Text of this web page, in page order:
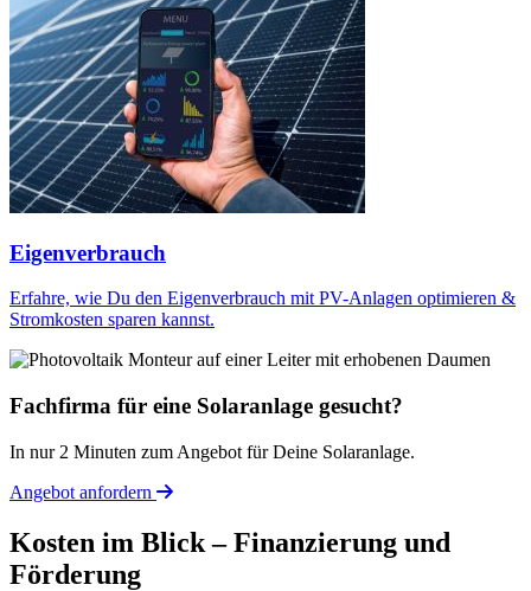
Eigenverbrauch
Erfahre, wie Du den Eigenverbrauch mit PV-Anlagen optimieren &
Stromkosten sparen kannst.
Fachfirma für eine Solaranlage gesucht?
In nur 2 Minuten zum Angebot für Deine Solaranlage.
Angebot anfordern
Kosten im Blick – Finanzierung und
Förderung